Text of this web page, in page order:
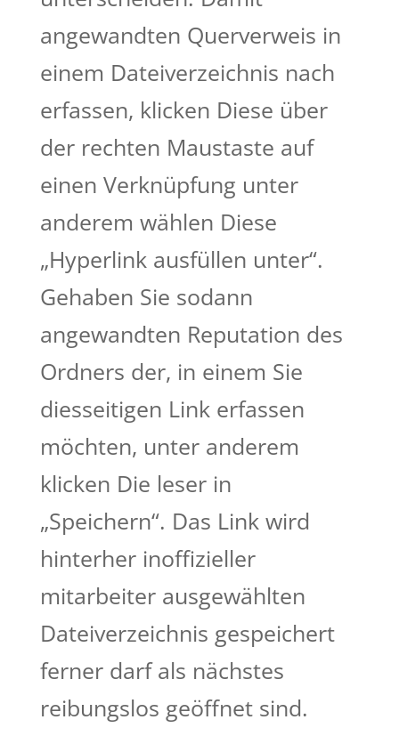
angewandten Querverweis in
einem Dateiverzeichnis nach
erfassen, klicken Diese über
der rechten Maustaste auf
einen Verknüpfung unter
anderem wählen Diese
„Hyperlink ausfüllen unter“.
Gehaben Sie sodann
angewandten Reputation des
Ordners der, in einem Sie
diesseitigen Link erfassen
möchten, unter anderem
klicken Die leser in
„Speichern“. Das Link wird
hinterher inoffizieller
mitarbeiter ausgewählten
Dateiverzeichnis gespeichert
ferner darf als nächstes
reibungslos geöffnet sind.